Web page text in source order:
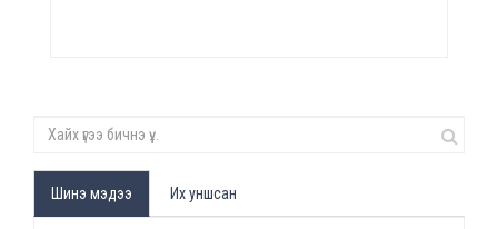
Шинэ мэдээ Их уншсан